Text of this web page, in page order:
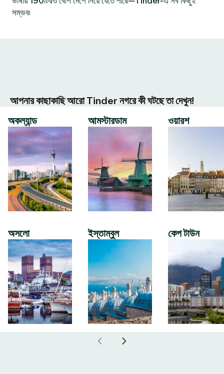
সম্ভব৷
আপনার কাছাকাছি আরো Tinder নগরে কী ঘটছে তা দেখুন!
অকল্যান্ড
অসলো
আমস্টারডাম
ইস্তাম্বুল
ওয়ারশ
কেপ টাউন